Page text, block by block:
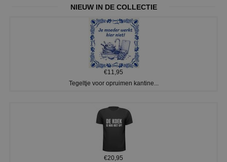
NIEUW IN DE COLLECTIE
€11,95
Tegeltje voor opruimen kantine...
€20,95